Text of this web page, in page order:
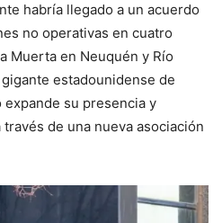
habría llegado a un acuerdo
no operativas en cuatro
Muerta en Neuquén y Río
estadounidense de
su presencia y
de una nueva asociación